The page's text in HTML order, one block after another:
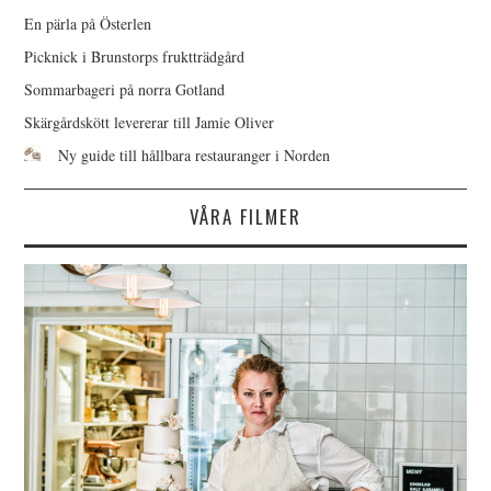
En pärla på Österlen
Picknick i Brunstorps fruktträdgård
Sommarbageri på norra Gotland
Skärgårdskött levererar till Jamie Oliver
Ny guide till hållbara restauranger i Norden
VÅRA FILMER